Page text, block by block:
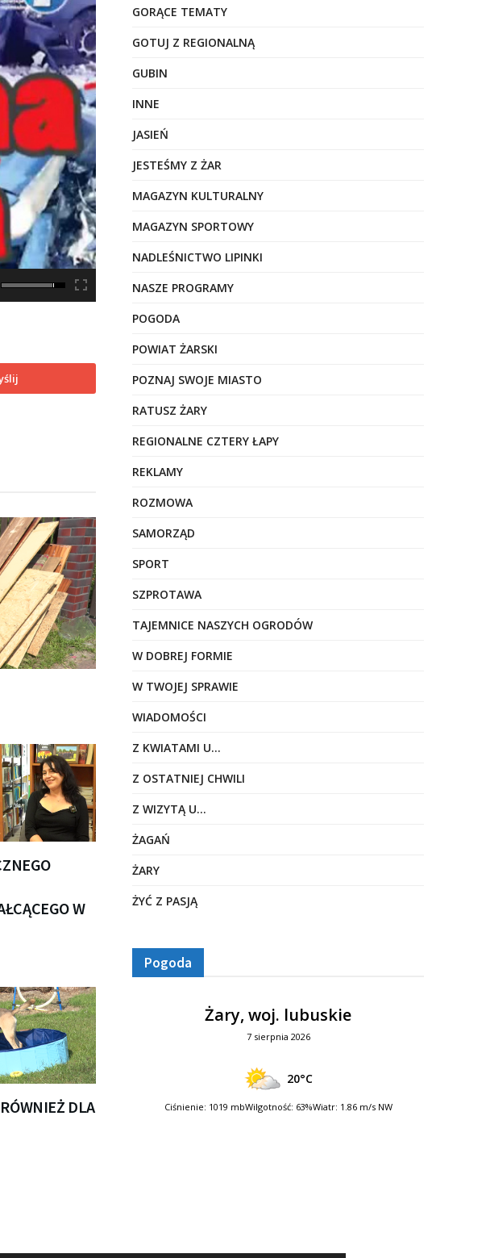
W
DLA
GORĄCE TEMATY
GOTUJ Z REGIONALNĄ
GUBIN
INNE
JASIEŃ
JESTEŚMY Z ŻAR
MAGAZYN KULTURALNY
MAGAZYN SPORTOWY
NADLEŚNICTWO LIPINKI
NASZE PROGRAMY
POGODA
POWIAT ŻARSKI
POZNAJ SWOJE MIASTO
RATUSZ ŻARY
REGIONALNE CZTERY ŁAPY
REKLAMY
ROZMOWA
SAMORZĄD
SPORT
SZPROTAWA
TAJEMNICE NASZYCH OGRODÓW
W DOBREJ FORMIE
W TWOJEJ SPRAWIE
WIADOMOŚCI
Z KWIATAMI U…
Z OSTATNIEJ CHWILI
Z WIZYTĄ U…
ŻAGAŃ
ŻARY
ŻYĆ Z PASJĄ
Pogoda
Żary, woj. lubuskie
7 sierpnia 2026
20°C
Ciśnienie: 1019 mbWilgotność: 63%Wiatr: 1.86 m/s NW